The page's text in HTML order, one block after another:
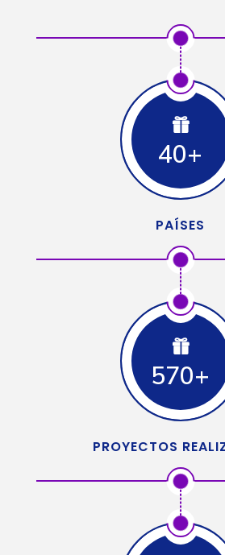
40+
PAÍSES
570+
PROYECTOS